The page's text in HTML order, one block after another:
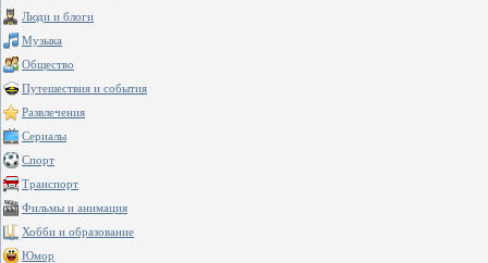
Люди и блоги
Музыка
Общество
Путешествия и события
Развлечения
Сериалы
Спорт
Транспорт
Фильмы и анимация
Хобби и образование
Юмор